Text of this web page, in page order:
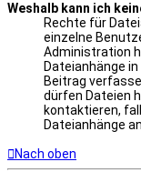
Weshalb kann ich
Rechte für
einzelne
Administration
Dateianhänge
Beitrag
dürfen Dateien
kontaktieren,
Dateianhänge
Nach oben